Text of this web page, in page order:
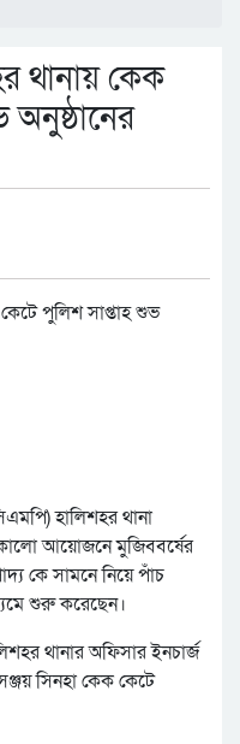
থানায় কেক
হালিশহর থানা
আয়োজনে মুজিববর্ষের
কে সামনে নিয়ে পাঁচ
শুরু করেছেন।
থানার অফিসার ইনচার্জ
সিনহা কেক কেটে